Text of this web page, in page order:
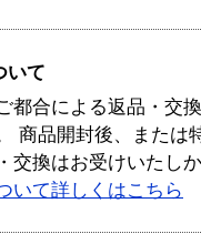
いて
都合による返品・交
商品開封後、または
交換はお受けいたし
いて詳しくはこちら